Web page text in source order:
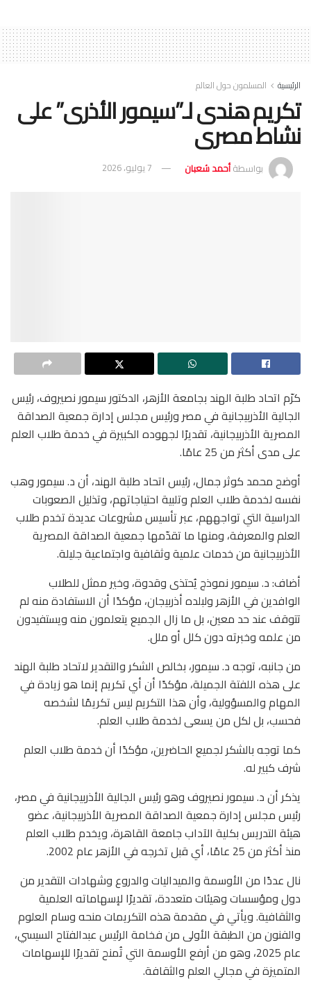
الرئيسية المسلمون حول العالم
تكريم هندى لـ”سيمور الأذرى” على
نشاط مصرى
بواسطةأحمد شعبان 7 يوليو، 2026
كرّم اتحاد طلبة الهند بجامعة الأزهر، الدكتور سيمور نصيروف، رئيس
الجالية الأذربيجانية في مصر ورئيس مجلس إدارة جمعية الصداقة
المصرية الأذربيجانية، تقديرًا لجهوده الكبيرة في خدمة طلاب العلم
على مدى أكثر من 25 عامًا.
أوضح محمد كوثر جمال، رئيس اتحاد طلبة الهند، أن د. سيمور وهب
نفسه لخدمة طلاب العلم وتلبية احتياجاتهم، وتذليل الصعوبات
الدراسية التي تواجههم، عبر تأسيس مشروعات عديدة تخدم طلاب
العلم والمعرفة، ومنها ما تقدّمها جمعية الصداقة المصرية
الأذربيجانية من خدمات علمية وثقافية واجتماعية جليلة.
أضاف: د. سيمور نموذج يُحتذى وقدوة، وخير ممثل للطلاب
الوافدين في الأزهر ولبلده أذربيجان، مؤكدًا أن الاستفادة منه لم
تتوقف عند حد معين، بل ما زال الجميع يتعلمون منه ويستفيدون
من علمه وخبرته دون كلل أو ملل.
من جانبه، توجه د. سيمور، بخالص الشكر والتقدير لاتحاد طلبة الهند
على هذه اللفتة الجميلة، مؤكدًا أن أي تكريم إنما هو زيادة في
المهام والمسؤولية، وأن هذا التكريم ليس تكريمًا لشخصه
فحسب، بل لكل من يسعى لخدمة طلاب العلم.
كما توجه بالشكر لجميع الحاضرين، مؤكدًا أن خدمة طلاب العلم
شرف كبير له.
يذكر أن د. سيمور نصيروف وهو رئيس الجالية الأذربيجانية في مصر،
رئيس مجلس إدارة جمعية الصداقة المصرية الأذربيجانية، عضو
هيئة التدريس بكلية الآداب جامعة القاهرة، ويخدم طلاب العلم
منذ أكثر من 25 عامًا، أي قبل تخرجه في الأزهر عام 2002.
نال عددًا من الأوسمة والميداليات والدروع وشهادات التقدير من
دول ومؤسسات وهيئات متعددة، تقديرًا لإسهاماته العلمية
والثقافية. ويأتي في مقدمة هذه التكريمات منحه وسام العلوم
والفنون من الطبقة الأولى من فخامة الرئيس عبدالفتاح السيسي،
عام 2025، وهو من أرفع الأوسمة التي تُمنح تقديرًا للإسهامات
المتميزة في مجالي العلم والثقافة.